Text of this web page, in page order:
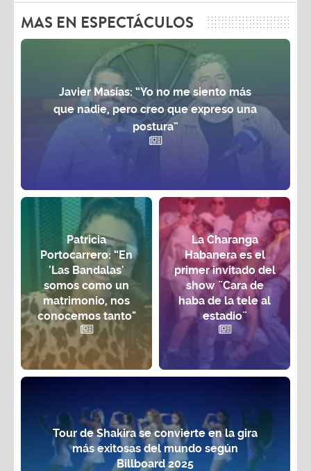
MAS EN ESPECTÁCULOS
Javier Masías: “Yo no me siento más
que nadie, pero creo que expreso una
postura”
Patricia
Portocarrero: “En
'Las Bandalas'
somos como un
matrimonio, nos
conocemos tanto"
La Charanga
Habanera es el
primer invitado del
show ¨Cara de
haba de la tele al
estadio¨
Tour de Shakira se convierte en la gira
más exitosas del mundo según
Billboard 2025